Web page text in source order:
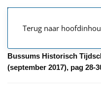
Terug naar
Bussums Historisch
(september 2017), pag 28-